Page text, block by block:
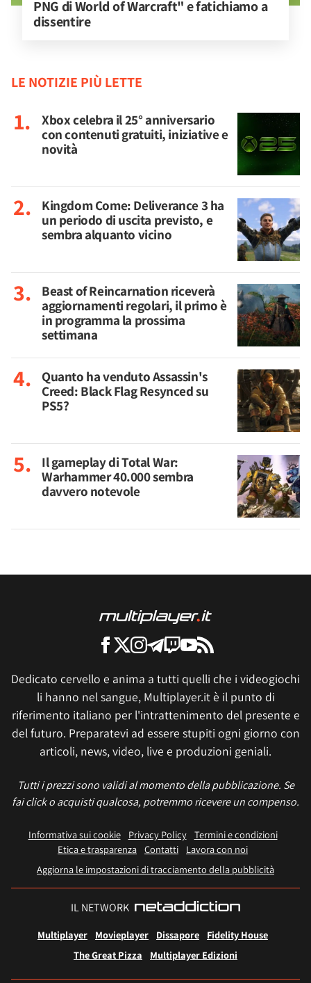
PNG di World of Warcraft" e fatichiamo a
dissentire
LE NOTIZIE PIÙ LETTE
Xbox celebra il 25° anniversario
con contenuti gratuiti, iniziative e
novità
Kingdom Come: Deliverance 3 ha
un periodo di uscita previsto, e
sembra alquanto vicino
Beast of Reincarnation riceverà
aggiornamenti regolari, il primo è
in programma la prossima
settimana
Quanto ha venduto Assassin's
Creed: Black Flag Resynced su
PS5?
Il gameplay di Total War:
Warhammer 40.000 sembra
davvero notevole
Dedicato cervello e anima a tutti quelli che i videogiochi
li hanno nel sangue, Multiplayer.it è il punto di
riferimento italiano per l'intrattenimento del presente e
del futuro. Preparatevi ad essere stupiti ogni giorno con
articoli, news, video, live e produzioni geniali.
Tutti i prezzi sono validi al momento della pubblicazione. Se
fai click o acquisti qualcosa, potremmo ricevere un compenso.
Informativa sui cookie Privacy Policy
Termini e condizioni
Etica e trasparenza Contatti
Lavora con noi
Aggiorna le impostazioni di tracciamento della pubblicità
IL NETWORK
Multiplayer Movieplayer Dissapore
Fidelity House
The Great Pizza
Multiplayer Edizioni